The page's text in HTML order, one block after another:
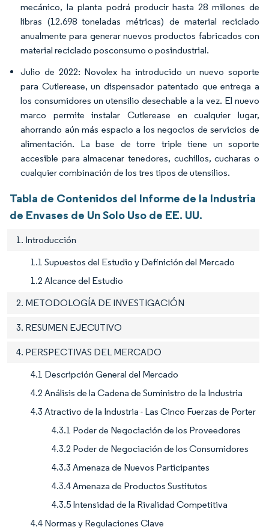
mecánico, la planta podrá producir hasta 28 millones de
libras (12.698 toneladas métricas) de material reciclado
anualmente para generar nuevos productos fabricados con
material reciclado posconsumo o posindustrial.
Julio de 2022: Novolex ha introducido un nuevo soporte
para Cutlerease, un dispensador patentado que entrega a
los consumidores un utensilio desechable a la vez. El nuevo
marco permite instalar Cutlerease en cualquier lugar,
ahorrando aún más espacio a los negocios de servicios de
alimentación. La base de torre triple tiene un soporte
accesible para almacenar tenedores, cuchillos, cucharas o
cualquier combinación de los tres tipos de utensilios.
Tabla de Contenidos del Informe de la Industria
de Envases de Un Solo Uso de EE. UU.
1. Introducción
1.1 Supuestos del Estudio y Definición del Mercado
1.2 Alcance del Estudio
2. METODOLOGÍA DE INVESTIGACIÓN
3. RESUMEN EJECUTIVO
4. PERSPECTIVAS DEL MERCADO
4.1 Descripción General del Mercado
4.2 Análisis de la Cadena de Suministro de la Industria
4.3 Atractivo de la Industria - Las Cinco Fuerzas de Porter
4.3.1 Poder de Negociación de los Proveedores
4.3.2 Poder de Negociación de los Consumidores
4.3.3 Amenaza de Nuevos Participantes
4.3.4 Amenaza de Productos Sustitutos
4.3.5 Intensidad de la Rivalidad Competitiva
4.4 Normas y Regulaciones Clave